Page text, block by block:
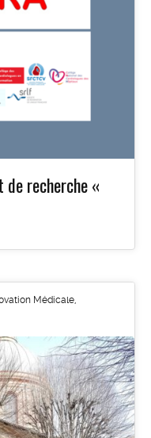
de recherche «
Médicale,